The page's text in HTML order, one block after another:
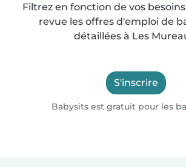
Filtrez en fonction de vos
revue les offres d'emploi de
détaillées à Les
S'inscrire
Babysits est gratuit pour les